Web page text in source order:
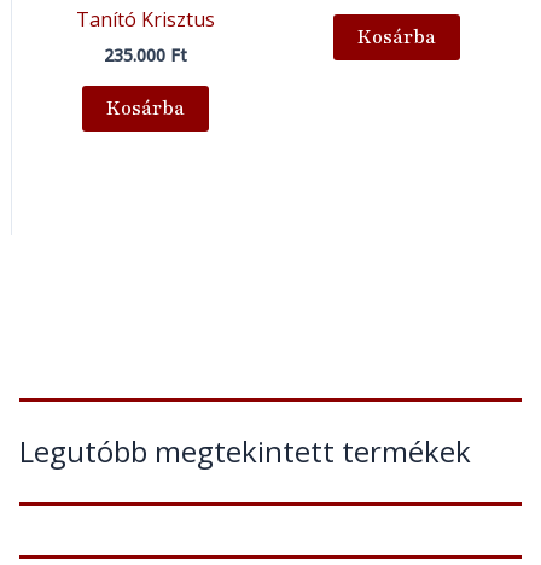
Legutóbb megtekintett termékek
Tanító Krisztus
235.000 Ft
Kosárba
Kosárba